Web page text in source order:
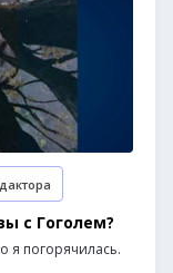
с Гоголем?
я погорячилась.